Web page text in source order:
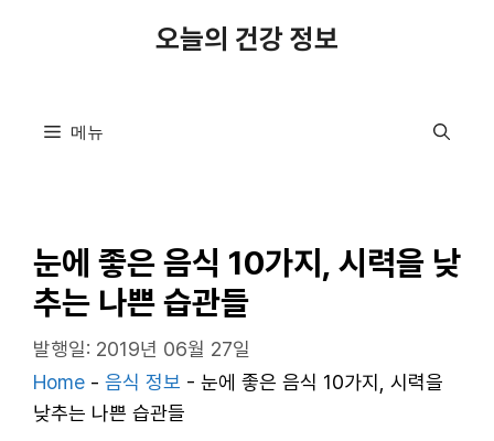
오늘의 건강 정보
메뉴
눈에 좋은 음식 10가지, 시력을 낮
추는 나쁜 습관들
발행일: 2019년 06월 27일
Home - 음식 정보 - 눈에 좋은 음식 10가지, 시력을
낮추는 나쁜 습관들